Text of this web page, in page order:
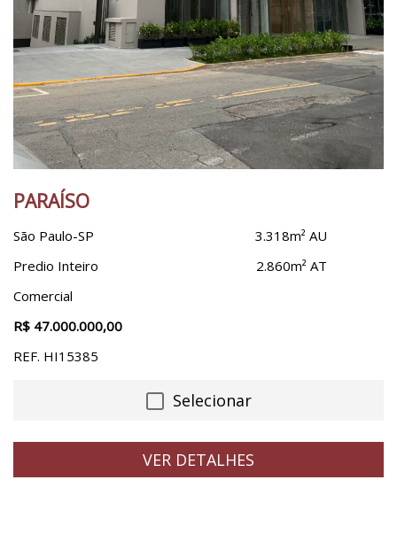
Vila Sônia
PARAÍSO
São Paulo-SP
Predio Inteiro
Comercial
R$ 47.000.000,00
REF. HI15385
3.318m² AU
2.860m² AT
Selecionar
VER DETALHES